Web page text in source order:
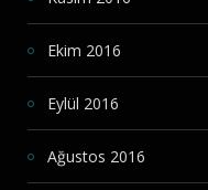
Ekim 2016
Eylül 2016
Ağustos 2016